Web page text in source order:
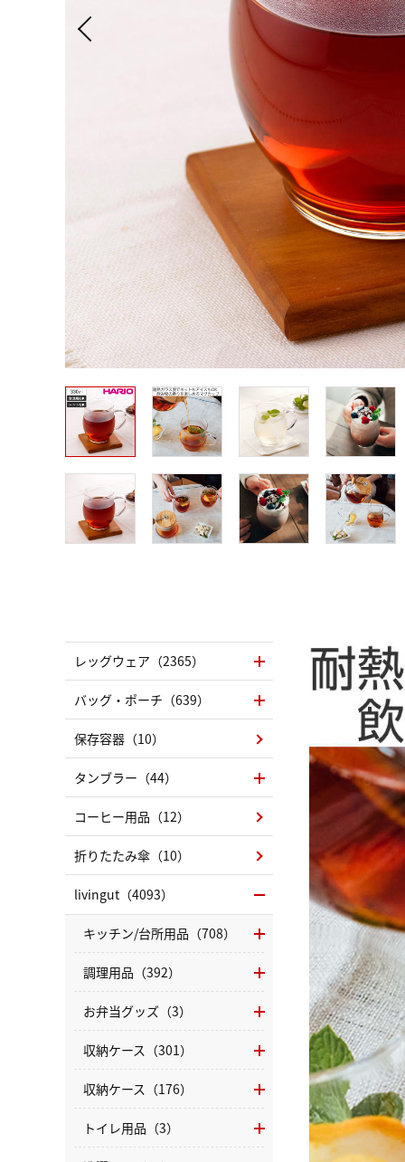
レッグウェア（2365）
バッグ・ポーチ（639）
保存容器（10）
タンブラー（44）
コーヒー用品（12）
折りたたみ傘（10）
livingut（4093）
キッチン/台所用品（708）
調理用品（392）
お弁当グッズ（3）
収納ケース（301）
収納ケース（176）
トイレ用品（3）